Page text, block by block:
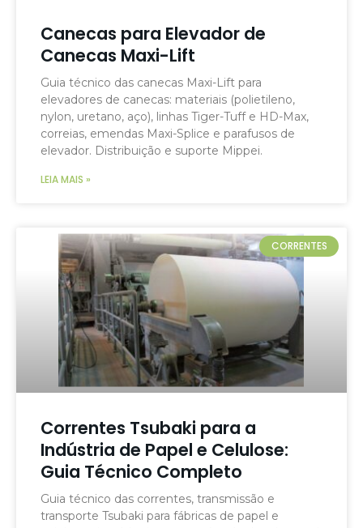
Canecas para Elevador de
Canecas Maxi-Lift
Guia técnico das canecas Maxi-Lift para
elevadores de canecas: materiais (polietileno,
nylon, uretano, aço), linhas Tiger-Tuff e HD-Max,
correias, emendas Maxi-Splice e parafusos de
elevador. Distribuição e suporte Mippei.
LEIA MAIS »
CORRENTES
Correntes Tsubaki para a
Indústria de Papel e Celulose:
Guia Técnico Completo
Guia técnico das correntes, transmissão e
transporte Tsubaki para fábricas de papel e